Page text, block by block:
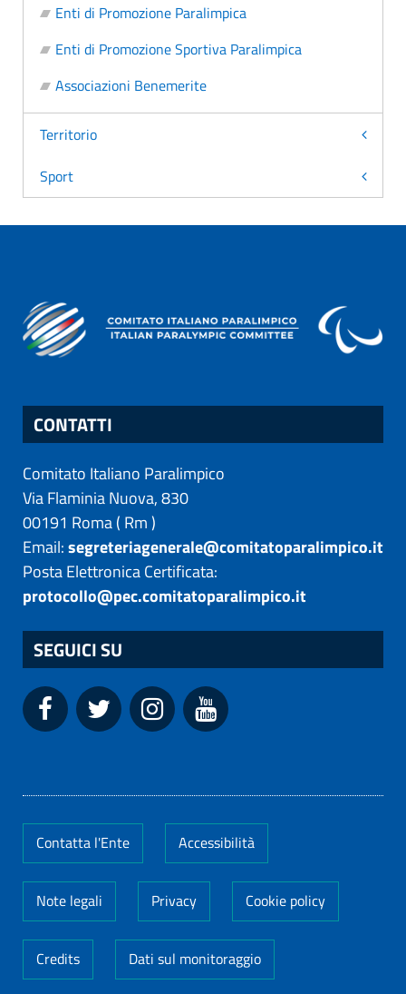
Enti di Promozione Paralimpica
Enti di Promozione Sportiva Paralimpica
Associazioni Benemerite
Territorio
Sport
CONTATTI
Comitato Italiano Paralimpico
Via Flaminia Nuova, 830
00191 Roma( Rm)
Email:segreteriagenerale@comitatoparalimpico.it
Posta Elettronica Certificata:
protocollo@pec.comitatoparalimpico.it
SEGUICI SU
Contatta l'Ente Accessibilità
Note legali Privacy Cookie policy
Credits Dati sul monitoraggio